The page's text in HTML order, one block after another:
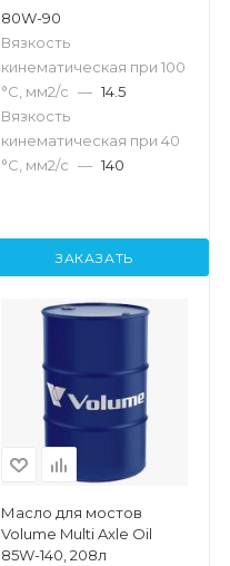
80W-90
Вязкость
кинематическая при 100
°С, мм2/с — 14.5
Вязкость
кинематическая при 40
°С, мм2/с — 140
ЗАКАЗАТЬ
Масло для мостов
Volume Multi Axle Oil
85W-140, 208л